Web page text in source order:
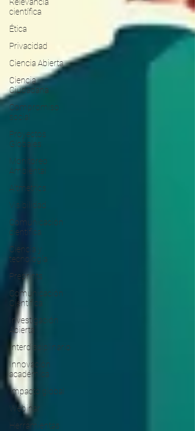
científica
Ética
Privacidad
Ciencia Abierta
Ciencia
Ciudadana
Compromiso
social
Proyectos
Globales
Monitoreo
Ambiental
Altmetrics
Visibilidad
Comunicación
científica
Ciencia y
tecnología
Preprints
Comunicación
Científica
Investigación
Abierta
Interdisciplinario
Innovación
académica
Impacto global
Webinar
Herramientas